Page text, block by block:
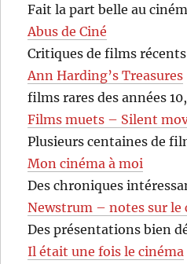
Fait la part belle au
Abus de Ciné
Critiques de films récents
Ann Harding’s Treasures
films rares des années
Films muets – Silent
Plusieurs centaines de
Mon cinéma à moi
Des chroniques
Newstrum – notes sur le
Des présentations bien
Il était une fois le cinéma